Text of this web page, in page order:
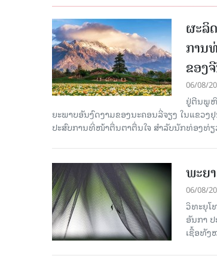
ຜະລິ
ການ
ຂອງ
06/08/
ຢູ່ຕີນພູຫິ
ຍະພາບອັນງົດງາມຂອງນະຄອນລີ່ຈຽງ ໃນແຂວ
ປະສົບການທີ່ໜ້າຕື່ນຕາຕື່ນໃຈ ສຳລັບນັກທ່ອງທ່ຽ
ພະຍ
06/08/
ວິທະຍຸໂ
ອັນກາ
ເຊື້ອ​ທັງ​